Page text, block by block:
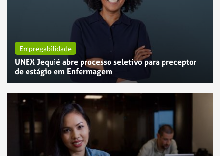
Empregabilidade
UNEX Jequié abre processo seletivo para preceptor
de estágio em Enfermagem
Empregabilidade
UNEX Feira de Santana abre vaga para Assistente de
Manutenção